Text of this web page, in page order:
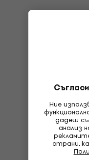
Ние
дадеш
анализ
страни,